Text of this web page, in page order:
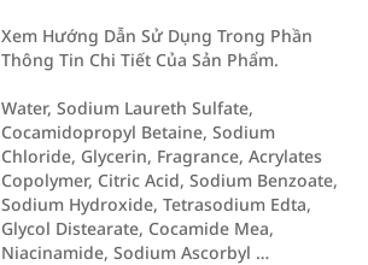
Xem Hướng Dẫn Sử Dụng Trong Phần
Thông Tin Chi Tiết Của Sản Phẩm.
Water, Sodium Laureth Sulfate,
Cocamidopropyl Betaine, Sodium
Chloride, Glycerin, Fragrance, Acrylates
Copolymer, Citric Acid, Sodium Benzoate,
Sodium Hydroxide, Tetrasodium Edta,
Glycol Distearate, Cocamide Mea,
Niacinamide, Sodium Ascorbyl …